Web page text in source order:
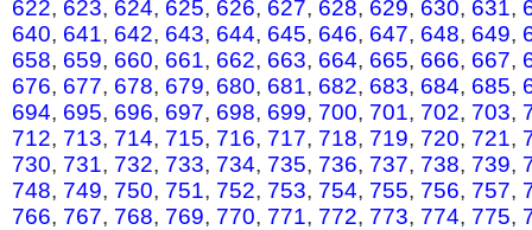
622, 623, 624, 625, 626, 627, 628, 629, 630, 631,
640, 641, 642, 643, 644, 645, 646, 647, 648, 649,
658, 659, 660, 661, 662, 663, 664, 665, 666, 667,
676, 677, 678, 679, 680, 681, 682, 683, 684, 685,
694, 695, 696, 697, 698, 699, 700, 701, 702, 703,
712, 713, 714, 715, 716, 717, 718, 719, 720, 721,
730, 731, 732, 733, 734, 735, 736, 737, 738, 739,
748, 749, 750, 751, 752, 753, 754, 755, 756, 757,
766, 767, 768, 769, 770, 771, 772, 773, 774, 775,